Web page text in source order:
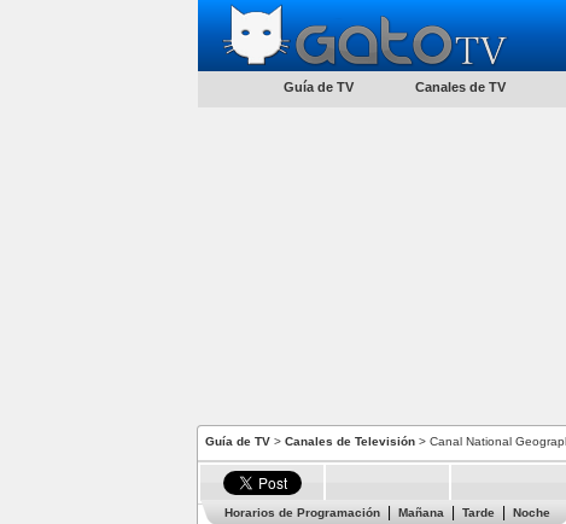
Guía de TV Canales de TV
Guía de TV > Canales de Televisión > Canal National
Horarios de Programación Mañana Tarde Noche